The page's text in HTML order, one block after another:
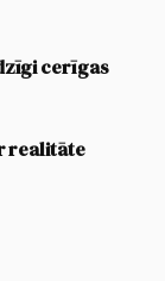
cerīgas
realitāte